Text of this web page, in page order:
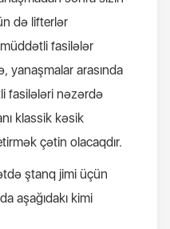
də lifterlər
fasilələr
yanaşmalar arasında
fasilələri nəzərdə
klassik kəsik
çətin olacaqdır.
ştanq jimi üçün
aşağıdakı kimi